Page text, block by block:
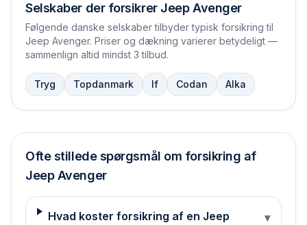
Selskaber der forsikrer Jeep Avenger
Følgende danske selskaber tilbyder typisk forsikring til
Jeep Avenger. Priser og dækning varierer betydeligt —
sammenlign altid mindst 3 tilbud.
Tryg Topdanmark If Codan Alka
Ofte stillede spørgsmål om forsikring af
Jeep Avenger
Hvad koster forsikring af en Jeep
▾